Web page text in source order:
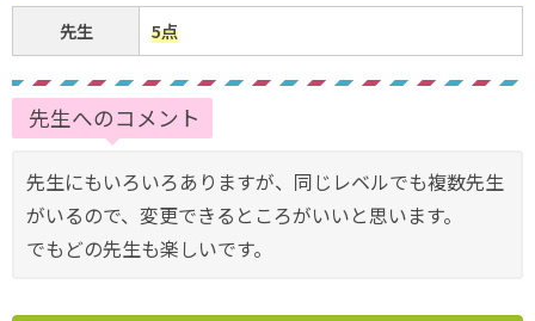
先生 5点
先生へのコメント
先生にもいろいろありますが、同じレベルでも複数先生
がいるので、変更できるところがいいと思います。
でもどの先生も楽しいです。